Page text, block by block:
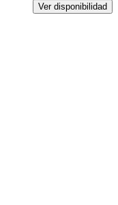
Ver disponibilidad